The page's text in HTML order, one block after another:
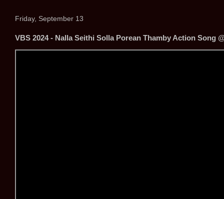
Friday, September 13
VBS 2024 - Nalla Seithi Solla Porean Thamby Action Song